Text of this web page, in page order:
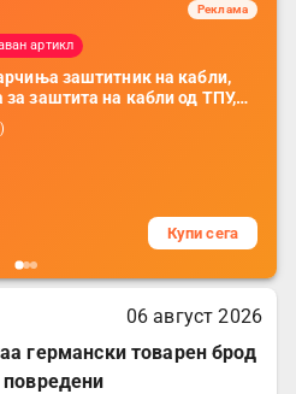
Реклама
артикл
заштитник на кабли,
за заштита на кабли од ТПУ,
заштита на кабли, без
мобилни телефони, комплет
)
Купи сега
06 август 2026
германски товарен брод